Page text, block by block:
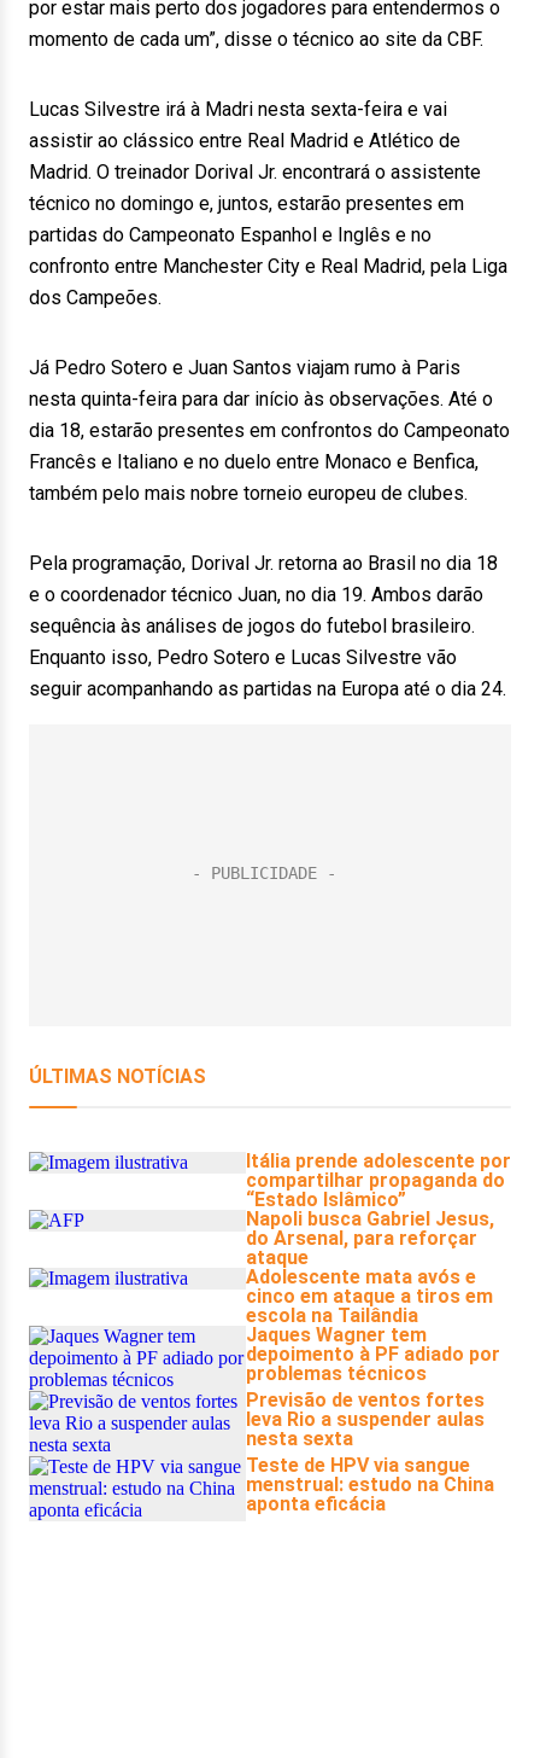
por estar mais perto dos jogadores para entendermos o
momento de cada um”, disse o técnico ao site da CBF.
Lucas Silvestre irá à Madri nesta sexta-feira e vai
assistir ao clássico entre Real Madrid e Atlético de
Madrid. O treinador Dorival Jr. encontrará o assistente
técnico no domingo e, juntos, estarão presentes em
partidas do Campeonato Espanhol e Inglês e no
confronto entre Manchester City e Real Madrid, pela Liga
dos Campeões.
Já Pedro Sotero e Juan Santos viajam rumo à Paris
nesta quinta-feira para dar início às observações. Até o
dia 18, estarão presentes em confrontos do Campeonato
Francês e Italiano e no duelo entre Monaco e Benfica,
também pelo mais nobre torneio europeu de clubes.
Pela programação, Dorival Jr. retorna ao Brasil no dia 18
e o coordenador técnico Juan, no dia 19. Ambos darão
sequência às análises de jogos do futebol brasileiro.
Enquanto isso, Pedro Sotero e Lucas Silvestre vão
seguir acompanhando as partidas na Europa até o dia 24.